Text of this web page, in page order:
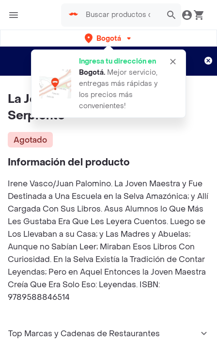
Bogotá
Ingresa tu dirección en
Bogotá. Mejor servicio,
entregas más rápidas y
los precios más
convenientes!
envíos gratis por semanas
Aplican TyC
La Joven Maestra y la Gran
Serpiente
Agotado
Información del producto
Irene Vasco/Juan Palomino. La Joven Maestra y Fue
Destinada a Una Escuela en la Selva Amazónica; y Allí
Cargada Con Sus Libros. Asus Alumnos lo Que Más
Les Gustaba Era Que Les Leyera Cuentos. Luego se
Los Llevaban a su Casa; y Las Madres y Abuelas;
Aunque no Sabían Leer; Miraban Esos Libros Con
Curiosidad. En la Selva Existía la Tradición de Contar
Leyendas; Pero en Aquel Entonces la Joven Maestra
Creía Que Era Solo Eso: Leyendas. ISBN:
9789588846514
Top Marcas y Cadenas de Restaurantes